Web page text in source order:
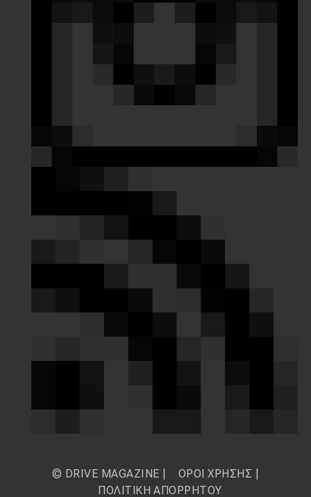
© DRIVE MAGAZINE | ΟΡΟΙ ΧΡΗΣΗΣ
ΠΟΛΙΤΙΚΗ ΑΠΟΡΡΗΤΟΥ